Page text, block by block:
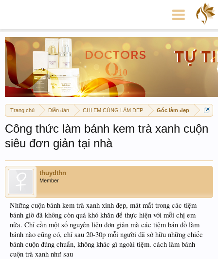
Trang chủ Diễn đàn CHỊ EM CÙNG LÀM ĐẸP Góc làm đẹp
Công thức làm bánh kem trà xanh cuộn
siêu đơn giản tại nhà
thuydthn
Member
Những cuộn bánh kem trà xanh xinh đẹp, mát mắt trong các tiệm
bánh giờ đã không còn quá khó khăn để thực hiện với mỗi chị em
nữa. Chỉ cần một số nguyên liệu đơn giản mà các tiệm bán đồ làm
bánh nào cũng có, chỉ sau 20-30p mỗi người đã sở hữu những chiếc
bánh cuộn đúng chuẩn, không khác gì ngoài tiệm. cách làm bánh
cuộn trà xanh như sau